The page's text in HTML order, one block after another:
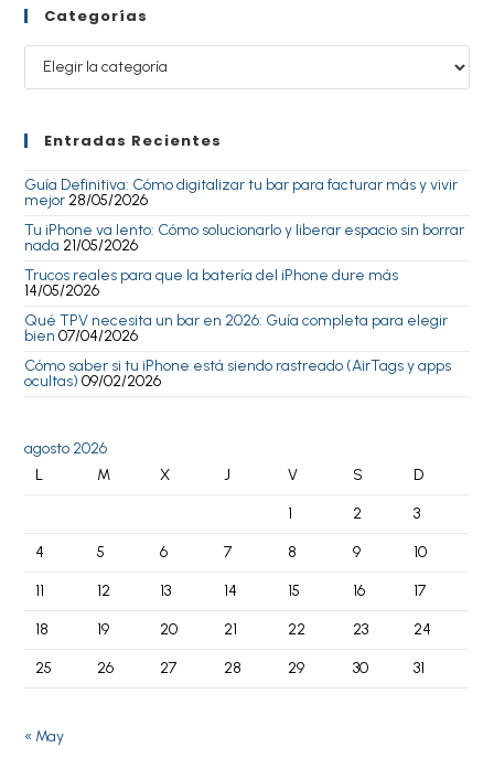
Categorías
Entradas Recientes
Guía Definitiva: Cómo digitalizar tu bar para facturar más y vivir
mejor 28/05/2026
Tu iPhone va lento: Cómo solucionarlo y liberar espacio sin borrar
nada 21/05/2026
Trucos reales para que la batería del iPhone dure más
14/05/2026
Qué TPV necesita un bar en 2026: Guía completa para elegir
bien 07/04/2026
Cómo saber si tu iPhone está siendo rastreado (AirTags y apps
ocultas) 09/02/2026
agosto 2026
L
M X J V S D
1 2 3
4 5 6 7 8 9 10
11 12 13 14 15 16 17
18 19 20 21 22 23 24
25 26 27 28 29 30 31
« May